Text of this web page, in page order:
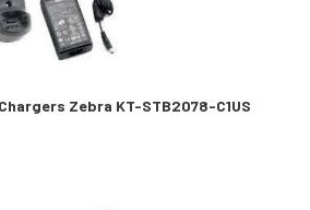
Zebra KT-STB2078-C1US